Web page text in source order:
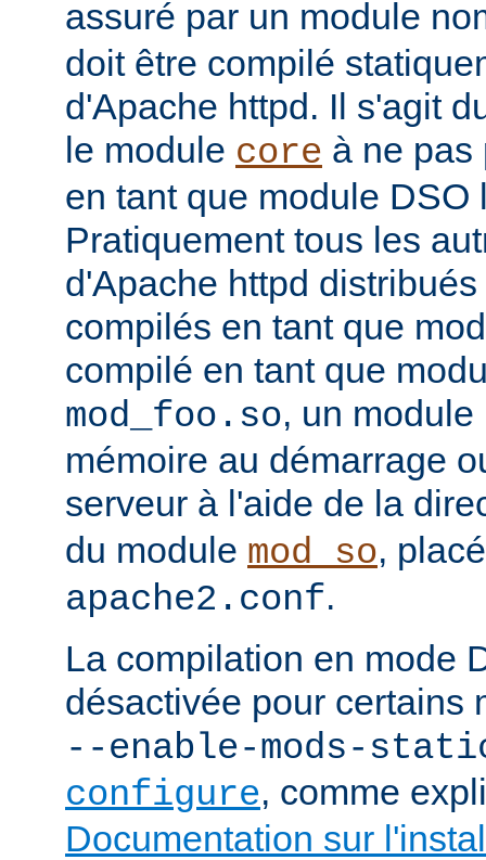
assuré par un module
doit être compilé
d'Apache httpd. Il s'agit
le module core à ne pas
en tant que module DSO
Pratiquement tous les
d'Apache httpd
compilés en tant que
compilé en tant que
mod_foo.so, un
mémoire au démarrage
serveur à l'aide de la
du module mod_so,
apache2.conf.
La compilation en mode
désactivée pour certains
--enable-mods-
configure, comme
Documentation sur